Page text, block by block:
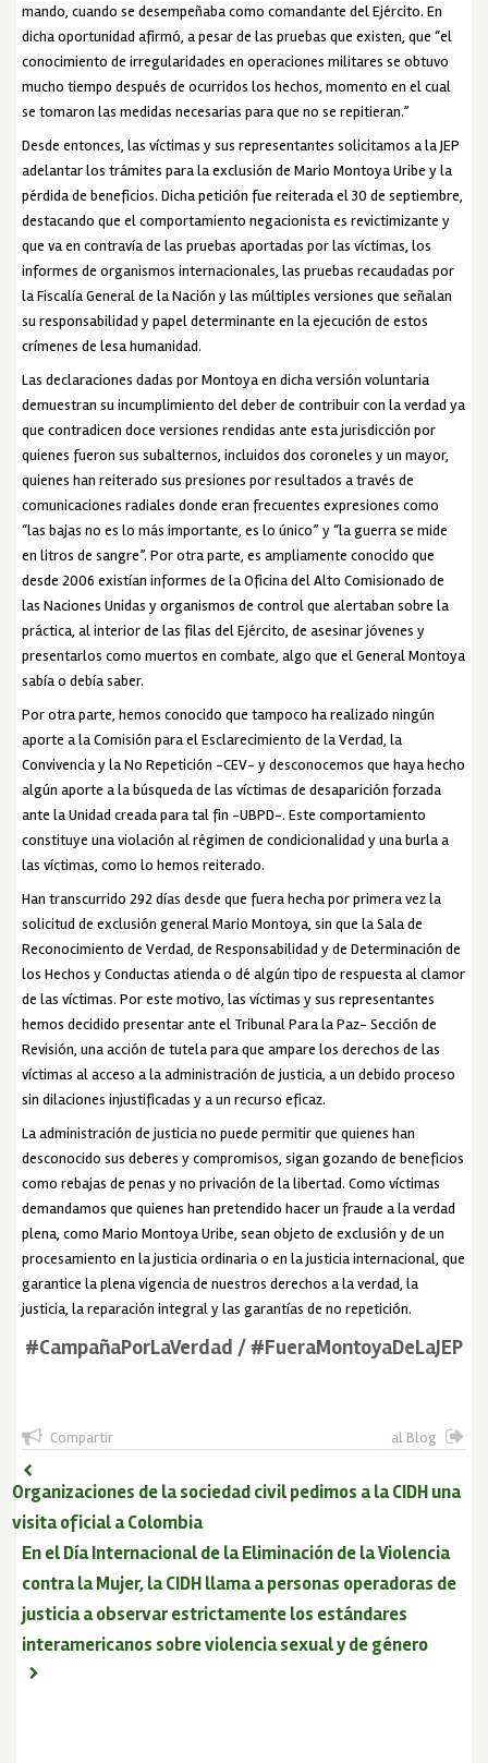
mando, cuando se desempeñaba como comandante del Ejército. En
dicha oportunidad afirmó, a pesar de las pruebas que existen, que “el
conocimiento de irregularidades en operaciones militares se obtuvo
mucho tiempo después de ocurridos los hechos, momento en el cual
se tomaron las medidas necesarias para que no se repitieran.”
Desde entonces, las víctimas y sus representantes solicitamos a la JEP
adelantar los trámites para la exclusión de Mario Montoya Uribe y la
pérdida de beneficios. Dicha petición fue reiterada el 30 de septiembre,
destacando que el comportamiento negacionista es revictimizante y
que va en contravía de las pruebas aportadas por las víctimas, los
informes de organismos internacionales, las pruebas recaudadas por
la Fiscalía General de la Nación y las múltiples versiones que señalan
su responsabilidad y papel determinante en la ejecución de estos
crímenes de lesa humanidad.
Las declaraciones dadas por Montoya en dicha versión voluntaria
demuestran su incumplimiento del deber de contribuir con la verdad ya
que contradicen doce versiones rendidas ante esta jurisdicción por
quienes fueron sus subalternos, incluidos dos coroneles y un mayor,
quienes han reiterado sus presiones por resultados a través de
comunicaciones radiales donde eran frecuentes expresiones como
“las bajas no es lo más importante, es lo único” y “la guerra se mide
en litros de sangre”. Por otra parte, es ampliamente conocido que
desde 2006 existían informes de la Oficina del Alto Comisionado de
las Naciones Unidas y organismos de control que alertaban sobre la
práctica, al interior de las filas del Ejército, de asesinar jóvenes y
presentarlos como muertos en combate, algo que el General Montoya
sabía o debía saber.
Por otra parte, hemos conocido que tampoco ha realizado ningún
aporte a la Comisión para el Esclarecimiento de la Verdad, la
Convivencia y la No Repetición -CEV- y desconocemos que haya hecho
algún aporte a la búsqueda de las víctimas de desaparición forzada
ante la Unidad creada para tal fin -UBPD-. Este comportamiento
constituye una violación al régimen de condicionalidad y una burla a
las víctimas, como lo hemos reiterado.
Han transcurrido 292 días desde que fuera hecha por primera vez la
solicitud de exclusión general Mario Montoya, sin que la Sala de
Reconocimiento de Verdad, de Responsabilidad y de Determinación de
los Hechos y Conductas atienda o dé algún tipo de respuesta al clamor
de las víctimas. Por este motivo, las víctimas y sus representantes
hemos decidido presentar ante el Tribunal Para la Paz- Sección de
Revisión, una acción de tutela para que ampare los derechos de las
víctimas al acceso a la administración de justicia, a un debido proceso
sin dilaciones injustificadas y a un recurso eficaz.
La administración de justicia no puede permitir que quienes han
desconocido sus deberes y compromisos, sigan gozando de beneficios
como rebajas de penas y no privación de la libertad. Como víctimas
demandamos que quienes han pretendido hacer un fraude a la verdad
plena, como Mario Montoya Uribe, sean objeto de exclusión y de un
procesamiento en la justicia ordinaria o en la justicia internacional, que
garantice la plena vigencia de nuestros derechos a la verdad, la
justicia, la reparación integral y las garantías de no repetición.
#CampañaPorLaVerdad / #FueraMontoyaDeLaJEP
Compartir al Blog
Organizaciones de la sociedad civil pedimos a la CIDH una
visita oficial a Colombia
En el Día Internacional de la Eliminación de la Violencia
contra la Mujer, la CIDH llama a personas operadoras de
justicia a observar estrictamente los estándares
interamericanos sobre violencia sexual y de género